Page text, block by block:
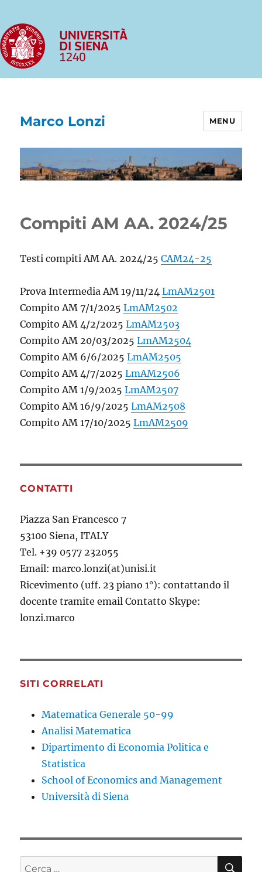
Marco Lonzi MENU
Compiti AM AA. 2024/25
Testi compiti AM AA. 2024/25CAM24-25
Prova Intermedia AM 19/11/24LmAM2501
Compito AM 7/1/2025LmAM2502
Compito AM 4/2/2025LmAM2503
Compito AM 20/03/2025LmAM2504
Compito AM 6/6/2025LmAM2505
Compito AM 4/7/2025LmAM2506
Compito AM 1/9/2025LmAM2507
Compito AM 16/9/2025LmAM2508
Compito AM 17/10/2025LmAM2509
CONTATTI
Piazza San Francesco 7
53100 Siena, ITALY
Tel. +39 0577 232055
Email: marco.lonzi(at)unisi.it
Ricevimento (uff. 23 piano 1°): contattando il
docente tramite email Contatto Skype:
lonzi.marco
SITI CORRELATI
Matematica Generale 50-99
Analisi Matematica
Dipartimento di Economia Politica e
Statistica
School of Economics and Management
Università di Siena
Cerca: